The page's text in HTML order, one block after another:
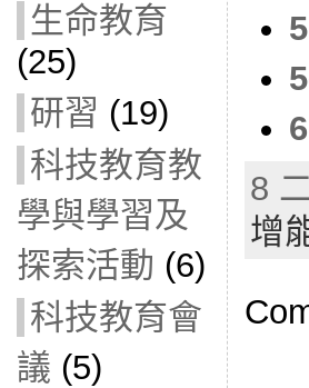
生命教育
(25)
研習 (19)
科技教育教
學與學習及
探索活動 (6)
科技教育會
議 (5)
8
增